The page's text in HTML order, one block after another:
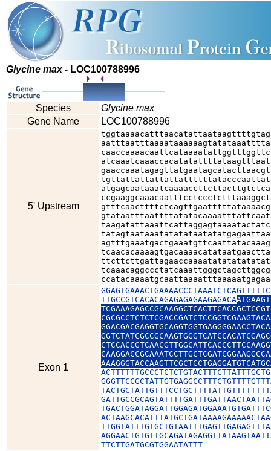
Glycine max- LOC100788996
Species
Glycine max
Gene Name
LOC100788996
5' Upstream
Exon 1
TTGCCGTCACACAGAGAGAGAAGAGACA
TTCTTGATGCGTGGAATATTT